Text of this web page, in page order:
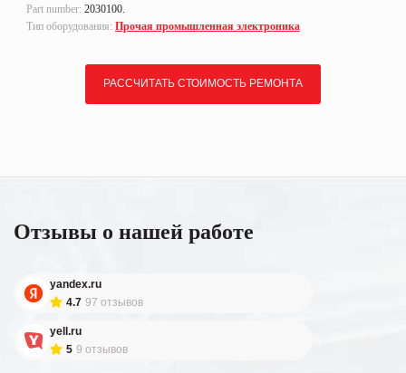
Part number: 2030100.
Тип оборудования: Прочая промышленная электроника
РАССЧИТАТЬ СТОИМОСТЬ РЕМОНТА
Отзывы о нашей работе
yandex.ru
4.7 97 отзывов
yell.ru
5 9 отзывов